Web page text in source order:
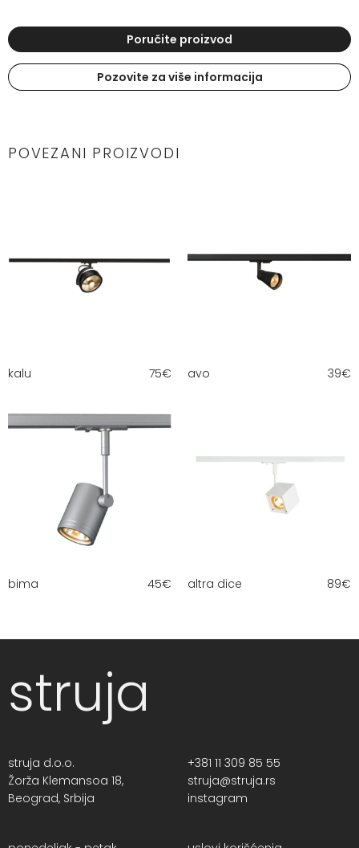
Poručite proizvod
Pozovite za više informacija
POVEZANI PROIZVODI
kalu 75€ avo 39€
bima 45€ altra dice 89€
struja
struja d.o.o.
Žorža Klemansoa 18,
Beograd, Srbija
+381 11 309 85 55
struja@struja.rs
instagram